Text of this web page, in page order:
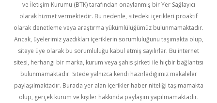
ve İletişim Kurumu (BTK) tarafından onaylanmış bir Yer Sağlayıcı
olarak hizmet vermektedir. Bu nedenle, sitedeki içerikleri proaktif
olarak denetleme veya araştırma yükümlülüğümüz bulunmamaktadır.
Ancak, üyelerimiz yazdıkları içeriklerin sorumluluğunu taşımakta olup,
siteye üye olarak bu sorumluluğu kabul etmiş sayılırlar. Bu internet
sitesi, herhangi bir marka, kurum veya şahıs şirketi ile hiçbir bağlantısı
bulunmamaktadır. Sitede yalnızca kendi hazırladığımız makaleler
paylaşılmaktadır. Burada yer alan içerikler haber niteliği taşımamakta
olup, gerçek kurum ve kişiler hakkında paylaşım yapılmamaktadır.